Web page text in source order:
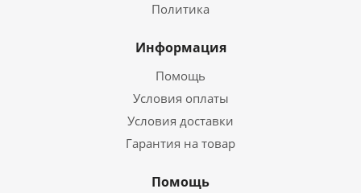
Политика
Информация
Помощь
Условия оплаты
Условия доставки
Гарантия на товар
Помощь